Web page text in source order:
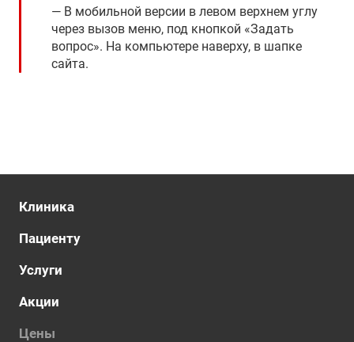
В мобильной версии в левом верхнем углу
через вызов меню, под кнопкой «Задать
вопрос». На компьютере наверху, в шапке
сайта.
Клиника
Пациенту
Услуги
Акции
Цены